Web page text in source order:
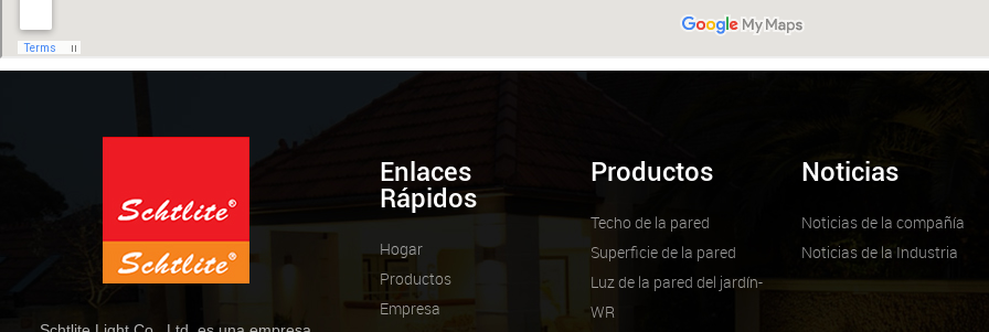
Enlaces
Rápidos
Hogar
Productos
Empresa
Productos
Techo de la pared
Superficie de la pared
Luz de la pared del jardín-
WR
Noticias
Noticias de la compañía
Noticias de la Industria